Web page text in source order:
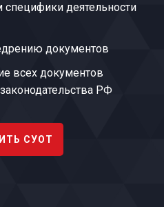
специфики деятельности
документов
всех документов
РФ
СУОТ